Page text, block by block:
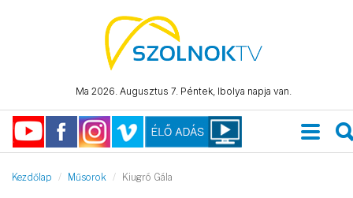
Ma 2026. Augusztus 7. Péntek, Ibolya napja van.
Kezdőlap Műsorok Kiugró Gála